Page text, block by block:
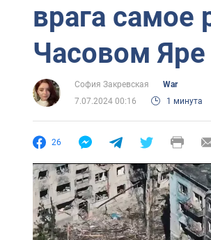
врага самое
Часовом Яре
София Закревская
War
7.07.2024 00:16
1 минута
26